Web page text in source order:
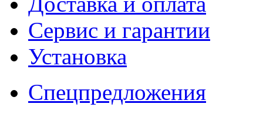
Сервис и гарантии
Установка
Спецпредложения